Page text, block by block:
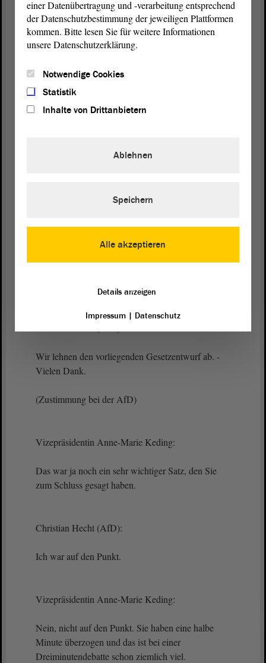
(Zustimmung bei der AfD)
Vizepräsidentin Anne-Marie Keding:
Wir lehnen den vorliegenden Gesetzentwurf ab. -
Vielen Dank.
(Zustimmung bei der AfD)
Vizepräsidentin Anne-Marie Keding:
Das war ja noch ein sehr wichtiger Satz, den Sie
zum Schluss gesagt haben.
Christian Hecht (AfD):
Ich war auf den Punkt.
Vizepräsidentin Anne-Marie Keding:
Nein, nicht auf den Punkt. Sie haben eine halbe
Minute überzogen und das ist bei einer
Dreiminutendebatte schon ziemlich viel.
einer Datenübertragung und -verarbeitung entsprechend
der Datenschutzbestimmung der jeweiligen Plattformen
kommen. Bitte lesen Sie für weitere Informationen
unsere Datenschutzerklärung.
Notwendige Cookies
Statistik
Inhalte von Drittanbietern
Alle akzeptieren
Ablehnen
Speichern
Details anzeigen
Impressum| Datenschutz